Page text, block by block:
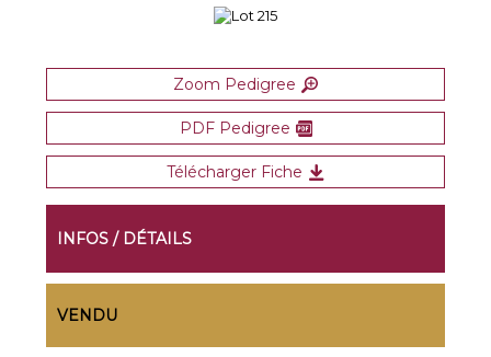
Zoom Pedigree
PDF Pedigree
Télécharger Fiche
INFOS / DÉTAILS
VENDU